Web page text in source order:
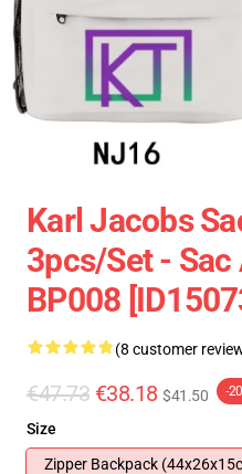
Karl Jacobs
3pcs/set - Sac
BP008
(8 customer
€47.73 €38.18 $41.50 -
Size
Zipper Backpack